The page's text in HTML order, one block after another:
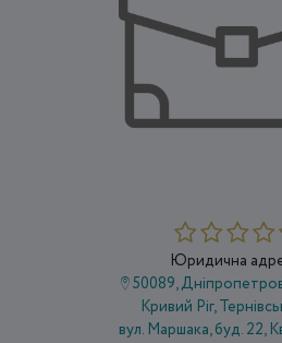
Юридична
50089,
Кривий Ріг,
вул. Маршака, буд. 22,